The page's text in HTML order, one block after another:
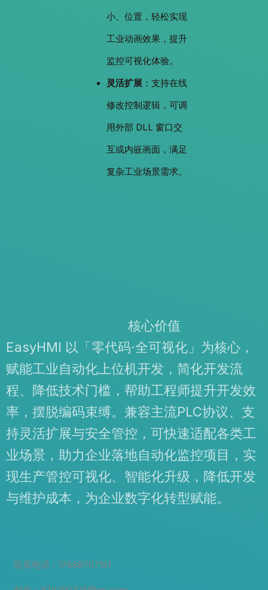
小、位置，轻松实现
工业动画效果，提升
监控可视化体验。
灵活扩展：支持在线
修改控制逻辑，可调
用外部 DLL 窗口交
互或内嵌画面，满足
复杂工业场景需求。
核心价值
EasyHMI 以「零代码·全可视化」为核心，
赋能工业自动化上位机开发，简化开发流
程、降低技术门槛，帮助工程师提升开发效
率，摆脱编码束缚。兼容主流PLC协议、支
持灵活扩展与安全管控，可快速适配各类工
业场景，助力企业落地自动化监控项目，实
现生产管控可视化、智能化升级，降低开发
与维护成本，为企业数字化转型赋能。
联系电话：17688707191